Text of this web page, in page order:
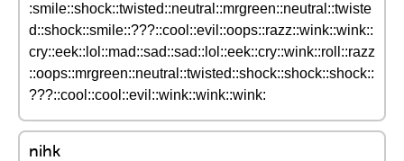
:smile::shock::twisted::neutral::mrgreen::neutral::twiste
d::shock::smile::???::cool::evil::oops::razz::wink::wink::
cry::eek::lol::mad::sad::sad::lol::eek::cry::wink::roll::razz
::oops::mrgreen::neutral::twisted::shock::shock::shock::
???::cool::cool::evil::wink::wink::wink:
nihk